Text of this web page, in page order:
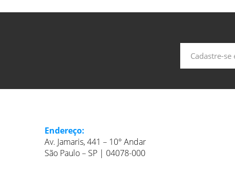
Endereço:
Av. Jamaris, 441 – 10° Andar
São Paulo – SP | 04078-000